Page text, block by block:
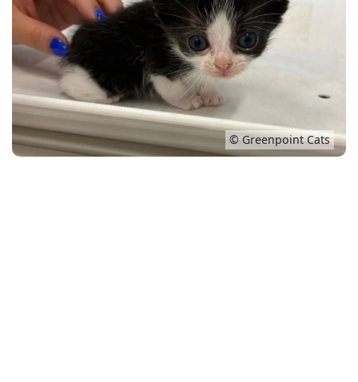
© Greenpoint Cats